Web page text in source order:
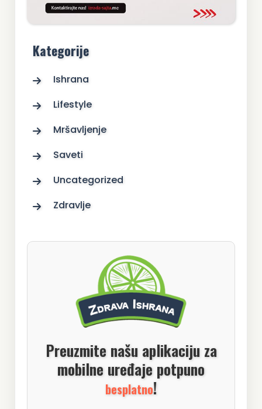
Kategorije
Ishrana
Lifestyle
Mršavljenje
Saveti
Uncategorized
Zdravlje
Preuzmite našu aplikaciju za
mobilne uređaje potpuno
besplatno!